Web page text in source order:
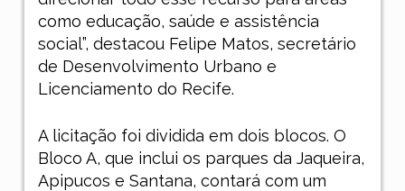
como educação, saúde e assistência
social”, destacou Felipe Matos, secretário
de Desenvolvimento Urbano e
Licenciamento do Recife.
A licitação foi dividida em dois blocos. O
Bloco A, que inclui os parques da Jaqueira,
Apipucos e Santana, contará com um